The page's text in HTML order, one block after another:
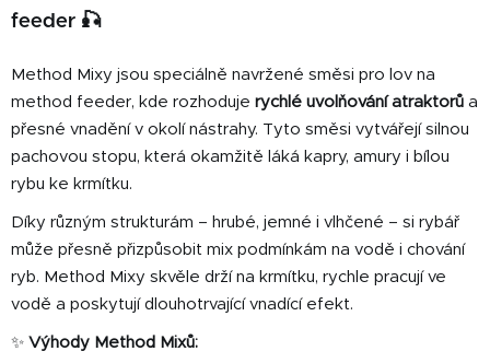
r
v
k
y
p
i
s
u
feeder 🎣
Method Mixy jsou speciálně navržené směsi pro lov na
method feeder, kde rozhoduje rychlé uvolňování atraktorů a
přesné vnadění v okolí nástrahy. Tyto směsi vytvářejí silnou
pachovou stopu, která okamžitě láká kapry, amury i bílou
rybu ke krmítku.
Díky různým strukturám – hrubé, jemné i vlhčené – si rybář
může přesně přizpůsobit mix podmínkám na vodě i chování
ryb. Method Mixy skvěle drží na krmítku, rychle pracují ve
vodě a poskytují dlouhotrvající vnadící efekt.
✨ Výhody Method Mixů: